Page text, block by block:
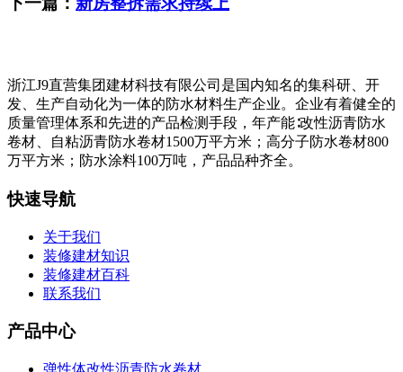
浙江J9直营集团建材科技有限公司是国内知名的集科研、开
发、生产自动化为一体的防水材料生产企业。企业有着健全的
质量管理体系和先进的产品检测手段，年产能∶改性沥青防水
卷材、自粘沥青防水卷材1500万平方米；高分子防水卷材800
万平方米；防水涂料100万吨，产品品种齐全。
快速导航
关于我们
装修建材知识
装修建材百科
联系我们
产品中心